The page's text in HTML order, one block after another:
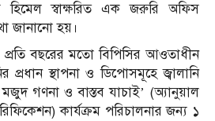
স্বাক্ষরিত এক জরুরি অফিস
জানানো হয়।
বছরের মতো বিপিসির আওতাধীন
প্রধান স্থাপনা ও ডিপোসমূহে জ্বালানি
মজুদ গণনা ও বাস্তব যাচাই’ (অ্যানুয়াল
কার্যক্রম পরিচালনার জন্য ১